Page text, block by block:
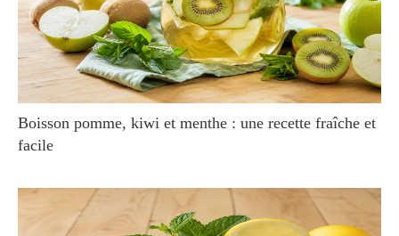
Boisson pomme, kiwi et menthe : une recette fraîche et
facile